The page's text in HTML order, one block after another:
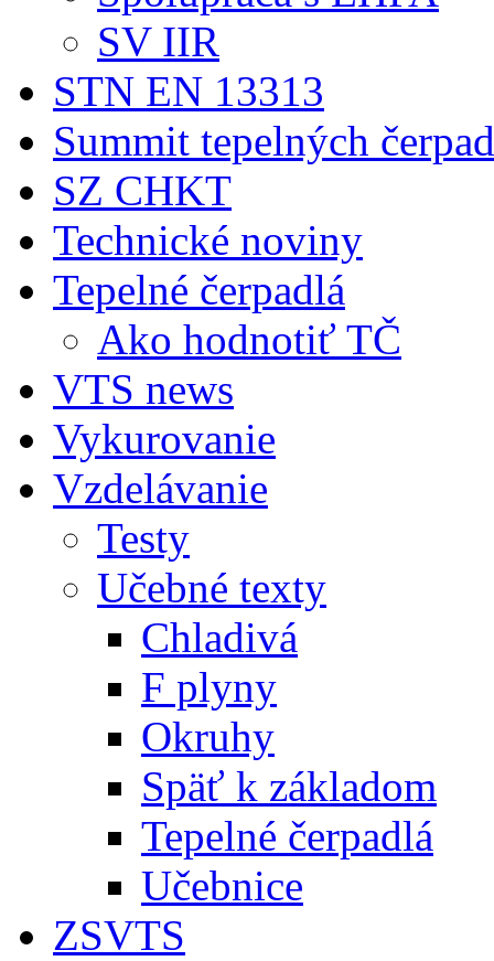
SV IIR
STN EN 13313
Summit tepelných
SZ CHKT
Technické noviny
Tepelné čerpadlá
Ako hodnotiť TČ
VTS news
Vykurovanie
Vzdelávanie
Testy
Učebné texty
Chladivá
F plyny
Okruhy
Späť k základom
Tepelné čerpadlá
Učebnice
ZSVTS